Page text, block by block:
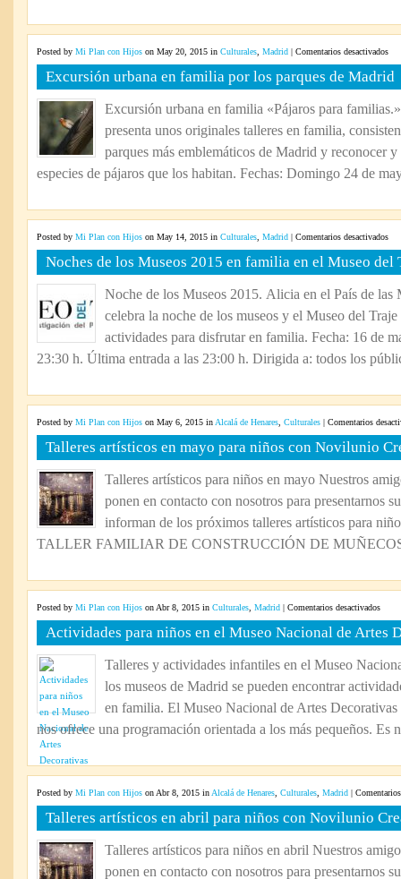
Posted by Mi Plan con Hijos on May 20, 2015 in Culturales Madrid | Comentarios desactivadosen
por
de
Excursión urbana en familia por los parques de Madrid
Excursión urbana en familia «Pájaros para
presenta unos originales talleres en familia,
parques más emblemáticos de Madrid y reconocer
especies de pájaros que los habitan. Fechas: Domingo 24 de
Posted by Mi Plan con Hijos on May 14, 2015 in Culturales Madrid | Comentarios desactivadosen
de
en
Noches de los Museos 2015 en familia en el Museo del
Noche de los Museos 2015. Alicia en el País de las
celebra la noche de los museos y el Museo del Traje
actividades para disfrutar en familia. Fecha: 16 de
23:30 h. Última entrada a las 23:00 h. Dirigida a: todos los
Posted by Mi Plan con Hijos on May 6, 2015 in Alcalá de Henares Culturales | Comentarios
Talleres artísticos en mayo para niños con Novilunio
Talleres artísticos para niños en mayo Nuestros
ponen en contacto con nosotros para presentarnos
informan de los próximos talleres artísticos para
TALLER FAMILIAR DE CONSTRUCCIÓN DE
Posted by Mi Plan con Hijos on Abr 8, 2015 in Culturales Madrid | Comentarios desactivadosen
para
en
el
de
Actividades para niños en el Museo Nacional de Artes
Talleres y actividades infantiles en el Museo
los museos de Madrid se pueden encontrar
en familia. El Museo Nacional de Artes Decorativas
nos ofrece una programación orientada a los más pequeños. Es
Posted by Mi Plan con Hijos on Abr 8, 2015 in Alcalá de Henares Culturales Madrid |
Talleres artísticos en abril para niños con Novilunio
Talleres artísticos para niños en abril Nuestros
ponen en contacto con nosotros para presentarnos